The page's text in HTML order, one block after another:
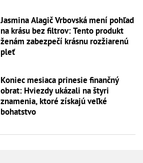
Jasmina Alagič Vrbovská mení pohľad
na krásu bez filtrov: Tento produkt
ženám zabezpečí krásnu rozžiarenú
pleť
Koniec mesiaca prinesie finančný
obrat: Hviezdy ukázali na štyri
znamenia, ktoré získajú veľké
bohatstvo